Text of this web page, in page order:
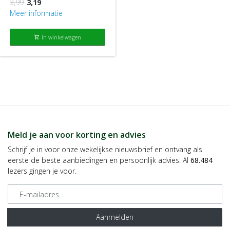
3,99 3,19
Meer informatie
shopping_cart In winkelwagen
Meld je aan voor korting en advies
Schrijf je in voor onze wekelijkse nieuwsbrief en ontvang als
eerste de beste aanbiedingen en persoonlijk advies. Al 68.484
lezers gingen je voor.
E-mailadres
Aanmelden